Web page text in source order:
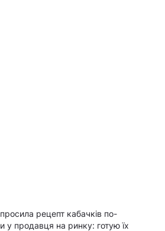
рецепт кабачків по-
у продавця на ринку: готую їх